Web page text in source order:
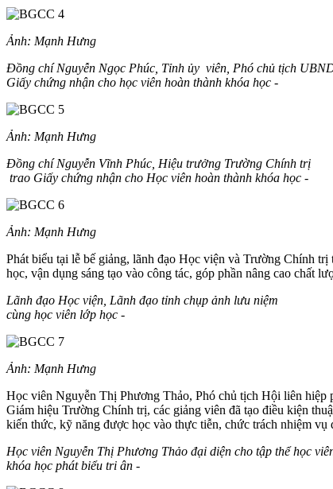
Ảnh: Mạnh Hưng
Đồng chí Nguyễn Ngọc Phúc, Tỉnh ủy viên, Phó chủ tịch
Giấy chứng nhận cho học viên hoàn thành khóa học -
Ảnh: Mạnh Hưng
Đồng chí Nguyễn Vĩnh Phúc, Hiệu trưởng Trường Chính trị
trao Giấy chứng nhận cho Học viên hoàn thành khóa học -
Ảnh: Mạnh Hưng
Phát biểu tại lễ bế giảng, lãnh đạo Học viện và Trường Chính
học, vận dụng sáng tạo vào công tác, góp phần nâng cao chất
Lãnh đạo Học viện, Lãnh đạo tỉnh chụp ảnh lưu niệm
cùng học viên lớp học -
Ảnh: Mạnh Hưng
Học viên Nguyễn Thị Phương Thảo, Phó chủ tịch Hội liên hiệp
Giám hiệu Trường Chính trị, các giảng viên đã tạo điều kiện
kiến thức, kỹ năng được học vào thực tiễn, chức trách nhiệm vụ
Học viên Nguyễn Thị Phương Thảo đại diện cho tập thể học
khóa học phát biểu tri ân -